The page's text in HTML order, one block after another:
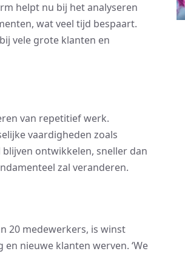
helpt nu bij het analyseren
wat veel tijd bespaart.
vele grote klanten en
van repetitief werk.
vaardigheden zoals
ontwikkelen, sneller dan
zal veranderen.
20 medewerkers, is winst
nieuwe klanten werven. ‘We